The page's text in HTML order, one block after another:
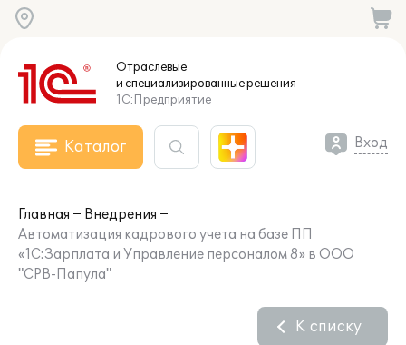
Отраслевые
и специализированныерешения
1С:Предприятие
Каталог Вход
Главная
Внедрения
Автоматизация кадрового учета на базе ПП
«1С:Зарплата и Управление персоналом 8» в ООО
"СРВ-Папула"
К списку